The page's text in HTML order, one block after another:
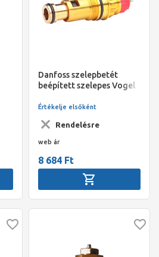
Danfoss szelepbetét
beépített szelepes Vogel
22 x 1 ( 013G0270)
Rendelésre
Értékelje elsőként
web ár
8 684 Ft